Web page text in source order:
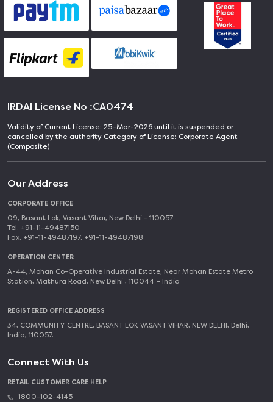
IRDAI License No :CA0474
Validity of Current License: 25-Mar-2026 until it is suspended or
cancelled by the authority Category of License: Corporate Agent
(Composite)
Our Address
CORPORATE OFFICE
09, Basant Lok, Vasant Vihar, New Delhi - 110057
Tel. +91-11-49487150
Fax. +91-11-49487197, +91-11-49487198
OPERATION CENTER
A-44, Mohan Co-Operative Industrial Estate, Near Mohan Estate Metro
Station, Mathura Road, New Delhi , 110044 – India
REGISTERED OFFICE ADDRESS
34, COMMUNITY CENTRE, BASANT LOK VASANT VIHAR, NEW DELHI, Delhi,
India, 110057.
Connect With Us
RETAIL CUSTOMER CARE HELP
1800-102-4145